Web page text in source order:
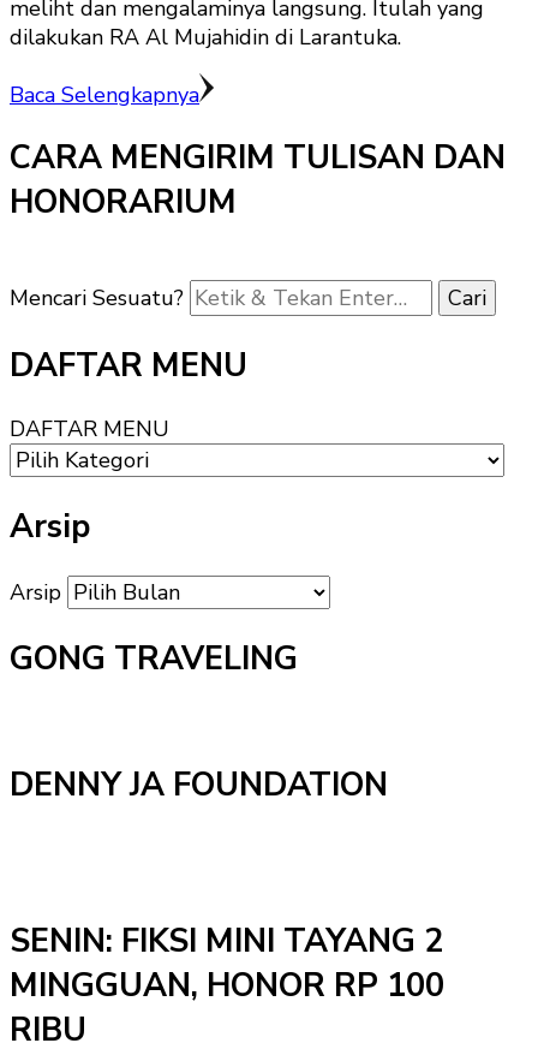
meliht dan mengalaminya langsung. Itulah yang
dilakukan RA Al Mujahidin di Larantuka.
Baca Selengkapnya
CARA MENGIRIM TULISAN DAN
HONORARIUM
Mencari Sesuatu?
DAFTAR MENU
DAFTAR MENU
Arsip
Arsip
GONG TRAVELING
DENNY JA FOUNDATION
SENIN: FIKSI MINI TAYANG 2
MINGGUAN, HONOR RP 100
RIBU